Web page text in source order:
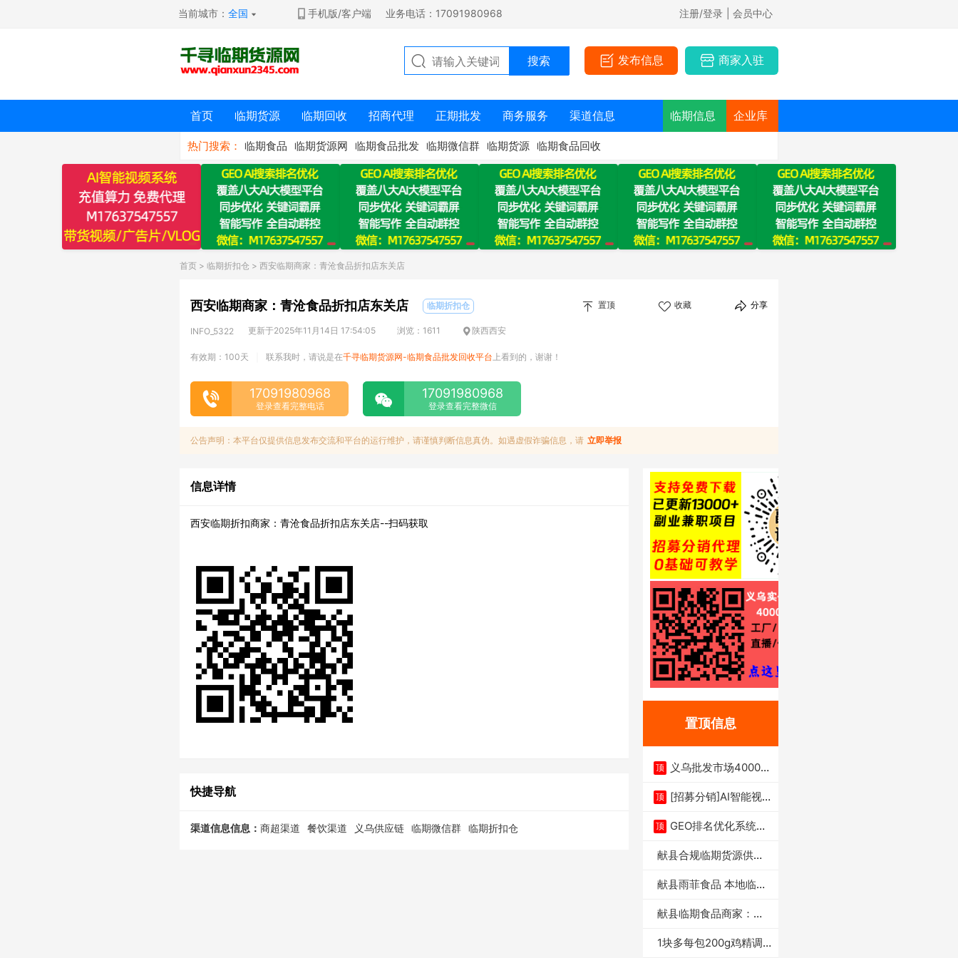
当前城市：全国 手机版/客户端 业务电话：17091980968 注册/登录 | 会员中心
发布信息 商家入驻
首页 临期货源 临期回收 招商代理 正期批发 商务服务 渠道信息 临期信息 企业库
热门搜索： 临期食品 临期货源网 临期食品批发 临期微信群 临期货源 临期食品回收
首页 > 临期折扣仓 > 西安临期商家：青沧食品折扣店东关店
西安临期商家：青沧食品折扣店东关店 临期折扣仓 置顶 收藏 分享
INFO_5322 更新于2025年11月14日 17:54:05 浏览：1611 陕西西安
有效期：100天 联系我时，请说是在千寻临期货源网-临期食品批发回收平台 上看到的，谢谢！
17091980968
登录查看完整电话
17091980968
登录查看完整微信
公告声明：本平台仅提供信息发布交流和平台的运行维护，请谨慎判断信息真伪。如遇虚假诈骗信息，请 立即举报
信息详情
西安临期折扣商家：青沧食品折扣店东关店--扫码获取
快捷导航
渠道信息信息： 商超渠道 餐饮渠道 义乌供应链 临期微信群 临期折扣仓
置顶信息
顶
义乌批发市场4000多
顶 [招募分销]AI智能视
顶 GEO排名优化系统+A
献县合规临期货源供货
献县雨菲食品 本地临期
献县临期食品商家：献
1块多每包200g鸡精调